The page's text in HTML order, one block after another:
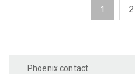
1 2
Phoenix contact